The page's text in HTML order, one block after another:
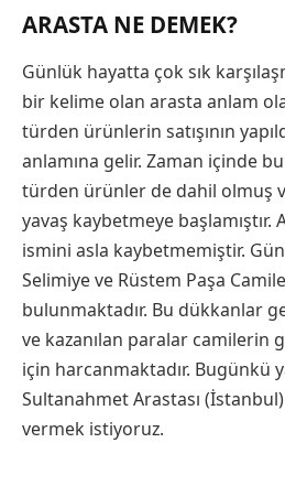
ARASTA NE DEMEK?
Günlük hayatta çok sık
bir kelime olan arasta anlam
türden ürünlerin satışının
anlamına gelir. Zaman içinde
türden ürünler de dahil olmuş
yavaş kaybetmeye
ismini asla kaybetmemiştir.
Selimiye ve Rüstem Paşa
bulunmaktadır. Bu dükkanlar
ve kazanılan paralar camilerin
için harcanmaktadır. Bugünkü
Sultanahmet Arastası
vermek istiyoruz.